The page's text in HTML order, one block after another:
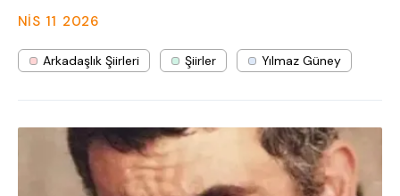
NIS 11 2026
Arkadaşlık Şiirleri Şiirler Yılmaz Güney